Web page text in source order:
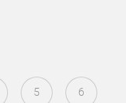
5 6